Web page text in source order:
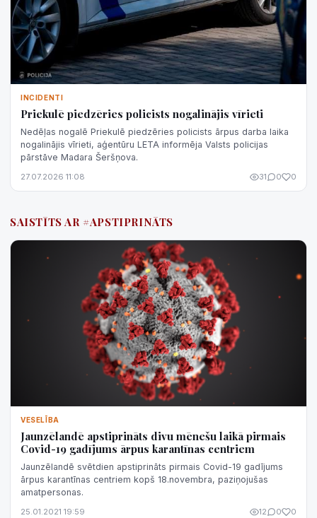
INCIDENTI
Priekulē piedzēries policists nogalinājis vīrieti
Nedēļas nogalē Priekulē piedzēries policists ārpus darba laika
nogalinājis vīrieti, aģentūru LETA informēja Valsts policijas
pārstāve Madara Šeršņova.
27.07.2026 11:08 31 0 0
SAISTĪTS AR #APSTIPRINĀTS
VESELĪBA
Jaunzēlandē apstiprināts divu mēnešu laikā pirmais
Covid-19 gadījums ārpus karantīnas centriem
Jaunzēlandē svētdien apstiprināts pirmais Covid-19 gadījums
ārpus karantīnas centriem kopš 18.novembra, paziņojušas
amatpersonas.
25.01.2021 19:59 12 0 0